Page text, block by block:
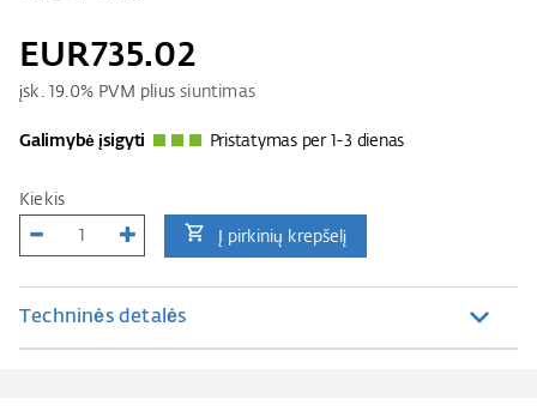
EUR735.02
įsk. 19.0% PVM pliussiuntimas
Galimybė įsigyti Pristatymas per 1-3 dienas
Kiekis
Į pirkinių krepšelį
Techninės detalės